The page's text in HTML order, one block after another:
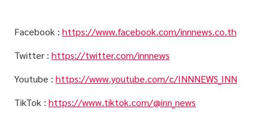
Facebook : https://www.facebook.com/innnews.co.th
Twitter : https://twitter.com/innnews
Youtube : https://www.youtube.com/c/INNNEWS_INN
TikTok : https://www.tiktok.com/@inn_news